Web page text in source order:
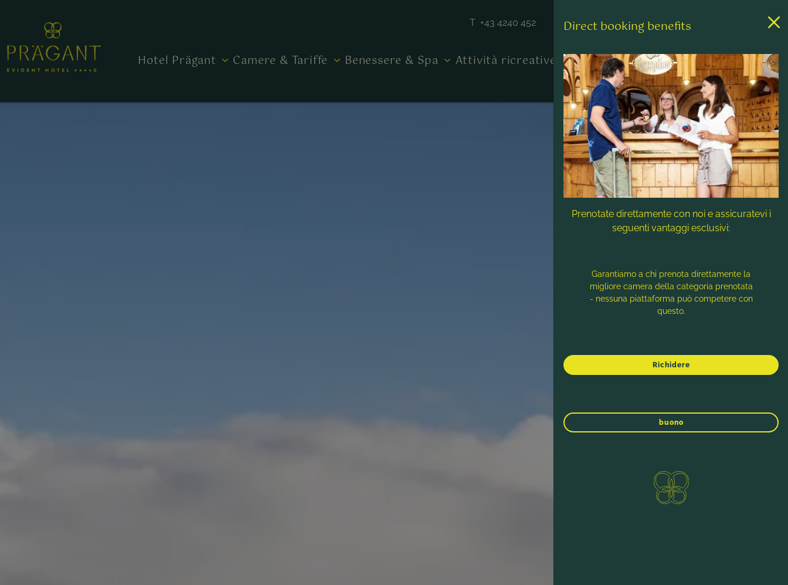
T +43 4240 452
Hotel Prägant Camere & Tariffe Benessere & Spa Attività ricreative Contatto & Assistenza
Direct booking benefits
Prenotate direttamente con noi e assicuratevi i
seguenti vantaggi esclusivi:
Garantiamo a chi prenota direttamente la
migliore camera della categoria prenotata
- nessuna piattaforma può competere con
questo.
Richidere
buono